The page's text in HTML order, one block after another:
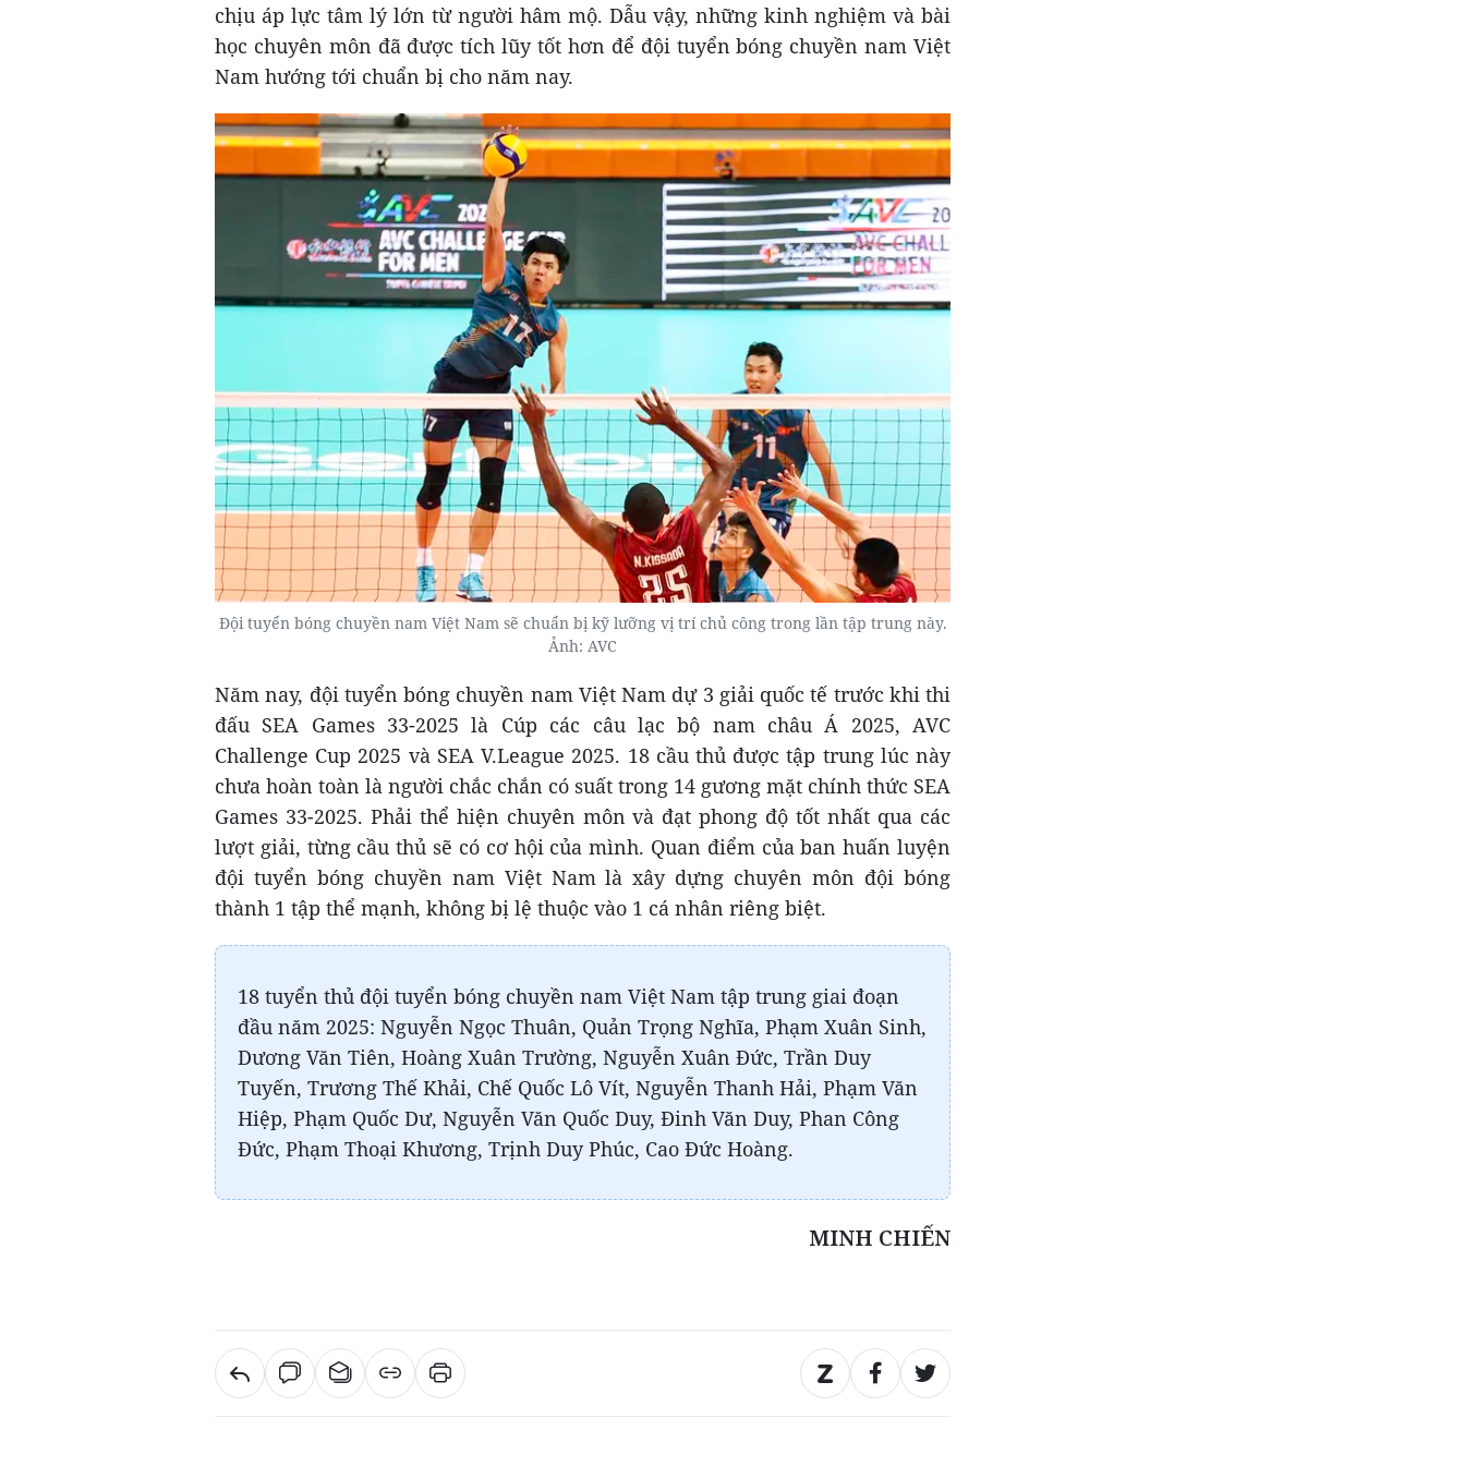
chịu áp lực tâm lý lớn từ người hâm mộ. Dẫu vậy, những kinh nghiệm và bài
học chuyên môn đã được tích lũy tốt hơn để đội tuyển bóng chuyền nam Việt
Nam hướng tới chuẩn bị cho năm nay.
Đội tuyển bóng chuyền nam Việt Nam sẽ chuẩn bị kỹ lưỡng vị trí chủ công trong lần tập trung này.
Ảnh: AVC
Năm nay, đội tuyển bóng chuyền nam Việt Nam dự 3 giải quốc tế trước khi thi
đấu SEA Games 33-2025 là Cúp các câu lạc bộ nam châu Á 2025, AVC
Challenge Cup 2025 và SEA V.League 2025. 18 cầu thủ được tập trung lúc này
chưa hoàn toàn là người chắc chắn có suất trong 14 gương mặt chính thức SEA
Games 33-2025. Phải thể hiện chuyên môn và đạt phong độ tốt nhất qua các
lượt giải, từng cầu thủ sẽ có cơ hội của mình. Quan điểm của ban huấn luyện
đội tuyển bóng chuyền nam Việt Nam là xây dựng chuyên môn đội bóng
thành 1 tập thể mạnh, không bị lệ thuộc vào 1 cá nhân riêng biệt.
18 tuyển thủ đội tuyển bóng chuyền nam Việt Nam tập trung giai đoạn
đầu năm 2025: Nguyễn Ngọc Thuân, Quản Trọng Nghĩa, Phạm Xuân Sinh,
Dương Văn Tiên, Hoàng Xuân Trường, Nguyễn Xuân Đức, Trần Duy
Tuyến, Trương Thế Khải, Chế Quốc Lô Vít, Nguyễn Thanh Hải, Phạm Văn
Hiệp, Phạm Quốc Dư, Nguyễn Văn Quốc Duy, Đinh Văn Duy, Phan Công
Đức, Phạm Thoại Khương, Trịnh Duy Phúc, Cao Đức Hoàng.
MINH CHIẾN